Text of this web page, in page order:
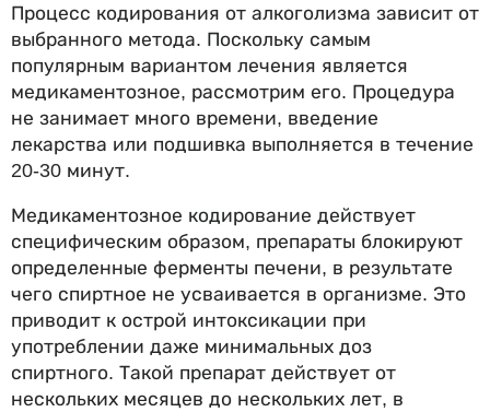
Процесс кодирования от алкоголизма зависит от
выбранного метода. Поскольку самым
популярным вариантом лечения является
медикаментозное, рассмотрим его. Процедура
не занимает много времени, введение
лекарства или подшивка выполняется в течение
20-30 минут.
Медикаментозное кодирование действует
специфическим образом, препараты блокируют
определенные ферменты печени, в результате
чего спиртное не усваивается в организме. Это
приводит к острой интоксикации при
употреблении даже минимальных доз
спиртного. Такой препарат действует от
нескольких месяцев до нескольких лет, в